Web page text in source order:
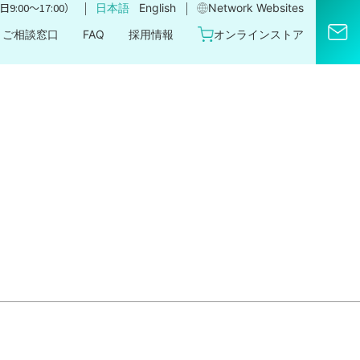
9:00〜17:00） ｜ 日本語 English ｜
Network Websites​
ご相談窓口
FAQ 採用情報 オンラインストア